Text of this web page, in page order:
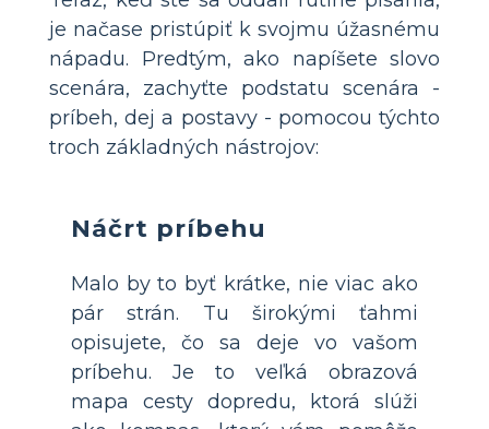
je načase pristúpiť k svojmu úžasnému
nápadu. Predtým, ako napíšete slovo
scenára, zachyťte podstatu scenára -
príbeh, dej a postavy - pomocou týchto
troch základných nástrojov:
Náčrt príbehu
Malo by to byť krátke, nie viac ako
pár strán. Tu širokými ťahmi
opisujete, čo sa deje vo vašom
príbehu. Je to veľká obrazová
mapa cesty dopredu, ktorá slúži